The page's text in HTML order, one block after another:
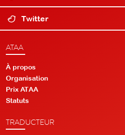
Twitter
ATAA
À propos
Organisation
Prix ATAA
Statuts
TRADUCTEUR